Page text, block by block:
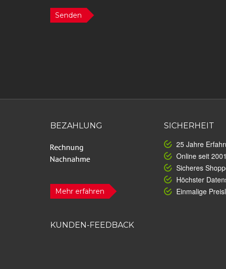
Senden
BEZAHLUNG
Mehr erfahren
SICHERHEIT
25 Jahre
Online seit 2001
Sicheres
Höchster
Einmalige
KUNDEN-FEEDBACK